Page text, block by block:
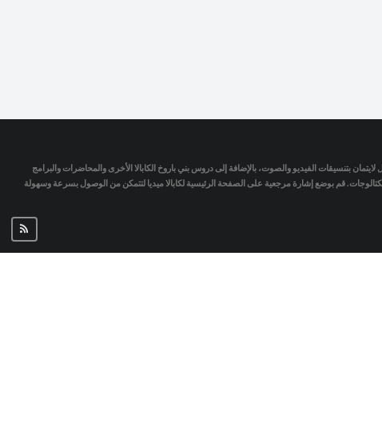
لايتمان بتنسيقات الفيديو والصوت، بالإضافة إلى دروس بني باروخ الكابالا الأخرى والمحاضرات والبرامج
قم بوضع إشارة مرجعية على الصفحة الرئيسية لكابالا ميديا لتتمكن من الوصول بسرعة وسهولة